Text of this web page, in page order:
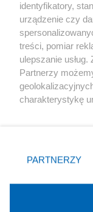
Kultura
X
identyfikatory,
urządzenie czy
treści, pomiar
ulepszanie
Partnerzy
charakterystykę
zmienić/wycofać
znajdujący się w
rodzaje
użytkownika, ale
przetwarzaniu.
PARTNERZY